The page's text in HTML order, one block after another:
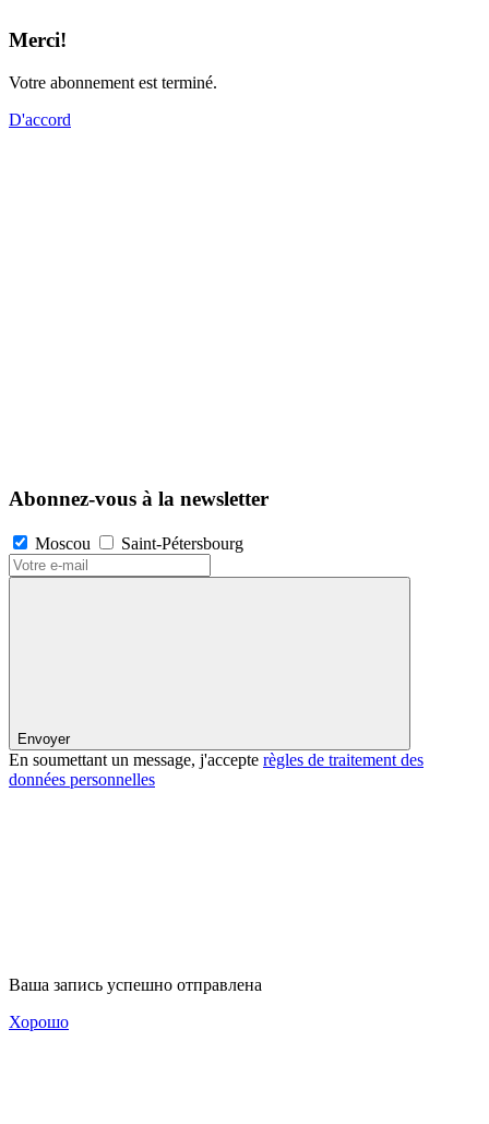
Merci!
Votre abonnement est terminé.
D'accord
Abonnez-vous à la newsletter
Moscou Saint-Pétersbourg
Envoyer
En soumettant un message, j'accepte règles de traitement des
données personnelles
Ваша запись успешно отправлена
Хорошо